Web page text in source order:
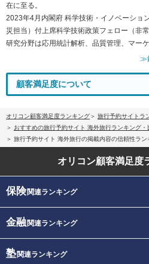
在に至る。
2023年4月内閣府 科学技術・イノベーショ
災担当）付上席科学技術政策フェロー（非常
研究分野は応用統計解析、品質管理、マーケ
≫
顧客満足度について
オリコン顧客満足度ランキング
旅行予約サイトラ
おすすめの旅行予約サイト 海外旅行ランキング・
旅行予約サイト 海外旅行の掲載内容の信頼性ラン
オリコン顧客満足度
保険関連ランキング
金融関連ランキング
塾関連ランキング